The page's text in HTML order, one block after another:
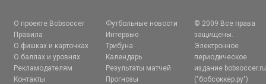
О проекте Bobsoccer
Правила
О фишках и карточках
О баллах и уровнях
Рекламодателям
Контакты
Футбольные новости
Интервью
Трибуна
Календарь
Результаты матчей
Прогнозы
© 2009 Все права
защищены.
Электронное
периодическое
издание bobsoccer.ru
("бобсоккер.ру")